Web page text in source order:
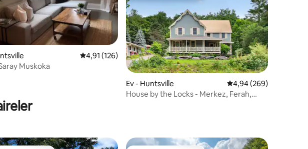
puan, 215 değerlendirme
5 üzerinden ortalama 4,91 puan, 126 değerlendirme
4,91 (126)
Muskoka
Ev - Huntsville 5 üzerinden ortalama
4,94 (269)
House by the Locks - Merkez, Ferah,